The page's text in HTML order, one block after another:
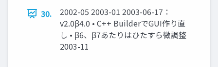
30.
2002-05 2003-01 2003-06-17：
v2.0β4.0 • C++ BuilderでGUI作り直
し • β6、β7あたりはひたすら微調整
2003-11